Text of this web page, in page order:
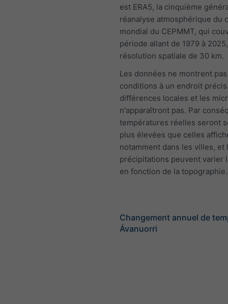
est ERA5, la cinquième
réanalyse atmosphérique du
mondial du CEPMMT, qui
période allant de 1979 à
résolution spatiale de 30 km.
Les données ne montrent
conditions à un endroit
différences locales et les
n'apparaîtront pas. Par
températures réelles seront
plus élevées que celles
notamment dans les villes, et
précipitations peuvent varier
en fonction de la topographie.
Changement annuel de
Ávanuorri